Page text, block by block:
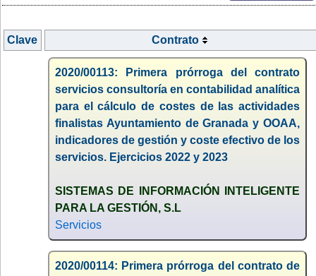
Clave Contrato
2020/00113: Primera prórroga del contrato
servicios consultoría en contabilidad analítica
para el cálculo de costes de las actividades
finalistas Ayuntamiento de Granada y OOAA,
indicadores de gestión y coste efectivo de los
servicios. Ejercicios 2022 y 2023
SISTEMAS DE INFORMACIÓN INTELIGENTE
PARA LA GESTIÓN, S.L
Servicios
2020/00114: Primera prórroga del contrato de